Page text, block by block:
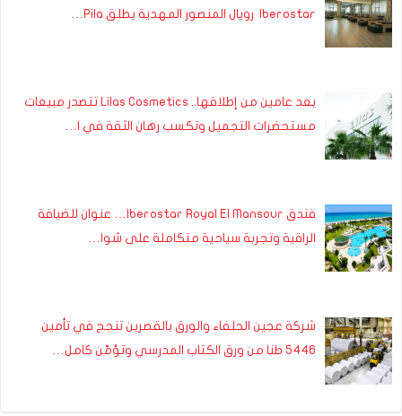
Iberostar رويال المنصور المهدية يطلق Pila…
بعد عامين من إطلاقها.. Lilas Cosmetics تتصدر مبيعات
مستحضرات التجميل وتكسب رهان الثقة في ا…
فندق Iberostar Royal El Mansour… عنوان للضيافة
الراقية وتجربة سياحية متكاملة على شوا…
شركة عجين الحلفاء والورق بالقصرين تنجح في تأمين
5446 طنا من ورق الكتاب المدرسي وتؤمّن كامل…